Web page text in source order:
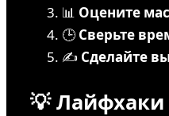
📊 Оцените
🕒Сверьте
✍️ Сделайте
💡